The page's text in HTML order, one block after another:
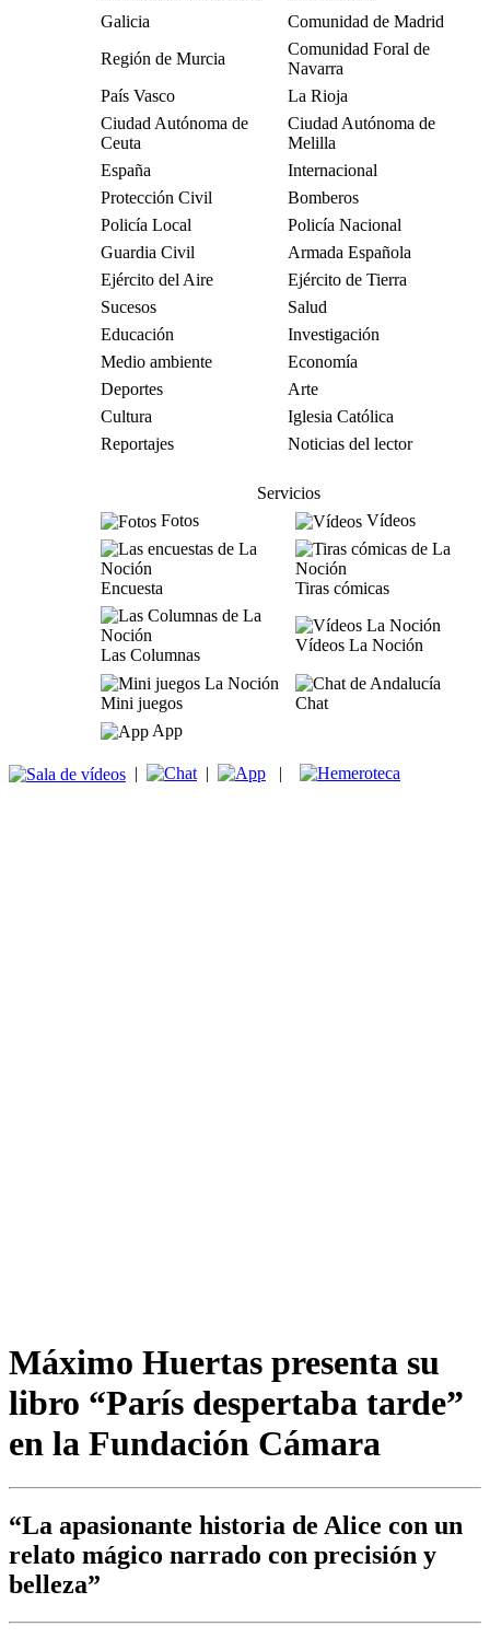
Galicia
Comunidad de Madrid
Región de Murcia
Comunidad Foral de
Navarra
País Vasco
La Rioja
Ciudad Autónoma de
Ceuta
Ciudad Autónoma de
Melilla
España
Internacional
Protección Civil
Bomberos
Policía Local
Policía Nacional
Guardia Civil
Armada Española
Ejército del Aire
Ejército de Tierra
Sucesos
Salud
Educación
Investigación
Medio ambiente
Economía
Deportes
Arte
Cultura
Iglesia Católica
Reportajes
Noticias del lector
Servicios
Fotos
Vídeos
Encuesta Tiras cómicas
Las Columnas
Vídeos La Noción
Mini juegos
Chat
App
| | |
Máximo Huertas presenta su
libro “París despertaba tarde”
en la Fundación Cámara
“La apasionante historia de Alice con un
relato mágico narrado con precisión y
belleza”